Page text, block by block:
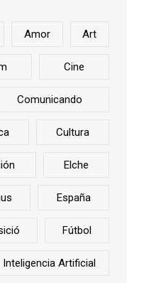
Amor Art
Cine
Comunicando
Cultura
Elche
España
Fútbol
Inteligencia Artificial